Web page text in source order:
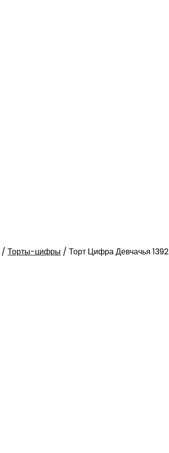
/ Торты-цифры / Торт Цифра Девчачья 1392